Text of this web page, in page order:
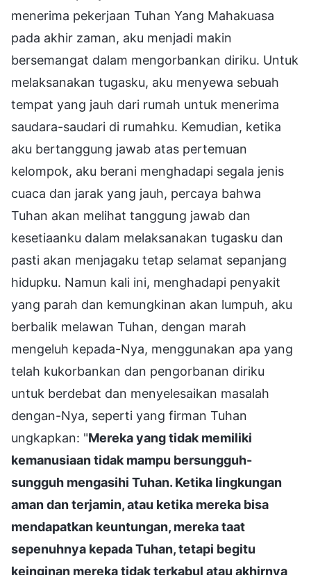
menerima pekerjaan Tuhan Yang Mahakuasa
pada akhir zaman, aku menjadi makin
bersemangat dalam mengorbankan diriku. Untuk
melaksanakan tugasku, aku menyewa sebuah
tempat yang jauh dari rumah untuk menerima
saudara-saudari di rumahku. Kemudian, ketika
aku bertanggung jawab atas pertemuan
kelompok, aku berani menghadapi segala jenis
cuaca dan jarak yang jauh, percaya bahwa
Tuhan akan melihat tanggung jawab dan
kesetiaanku dalam melaksanakan tugasku dan
pasti akan menjagaku tetap selamat sepanjang
hidupku. Namun kali ini, menghadapi penyakit
yang parah dan kemungkinan akan lumpuh, aku
berbalik melawan Tuhan, dengan marah
mengeluh kepada-Nya, menggunakan apa yang
telah kukorbankan dan pengorbanan diriku
untuk berdebat dan menyelesaikan masalah
dengan-Nya, seperti yang firman Tuhan
ungkapkan: "Mereka yang tidak memiliki
kemanusiaan tidak mampu bersungguh-
sungguh mengasihi Tuhan. Ketika lingkungan
aman dan terjamin, atau ketika mereka bisa
mendapatkan keuntungan, mereka taat
sepenuhnya kepada Tuhan, tetapi begitu
keinginan mereka tidak terkabul atau akhirnya